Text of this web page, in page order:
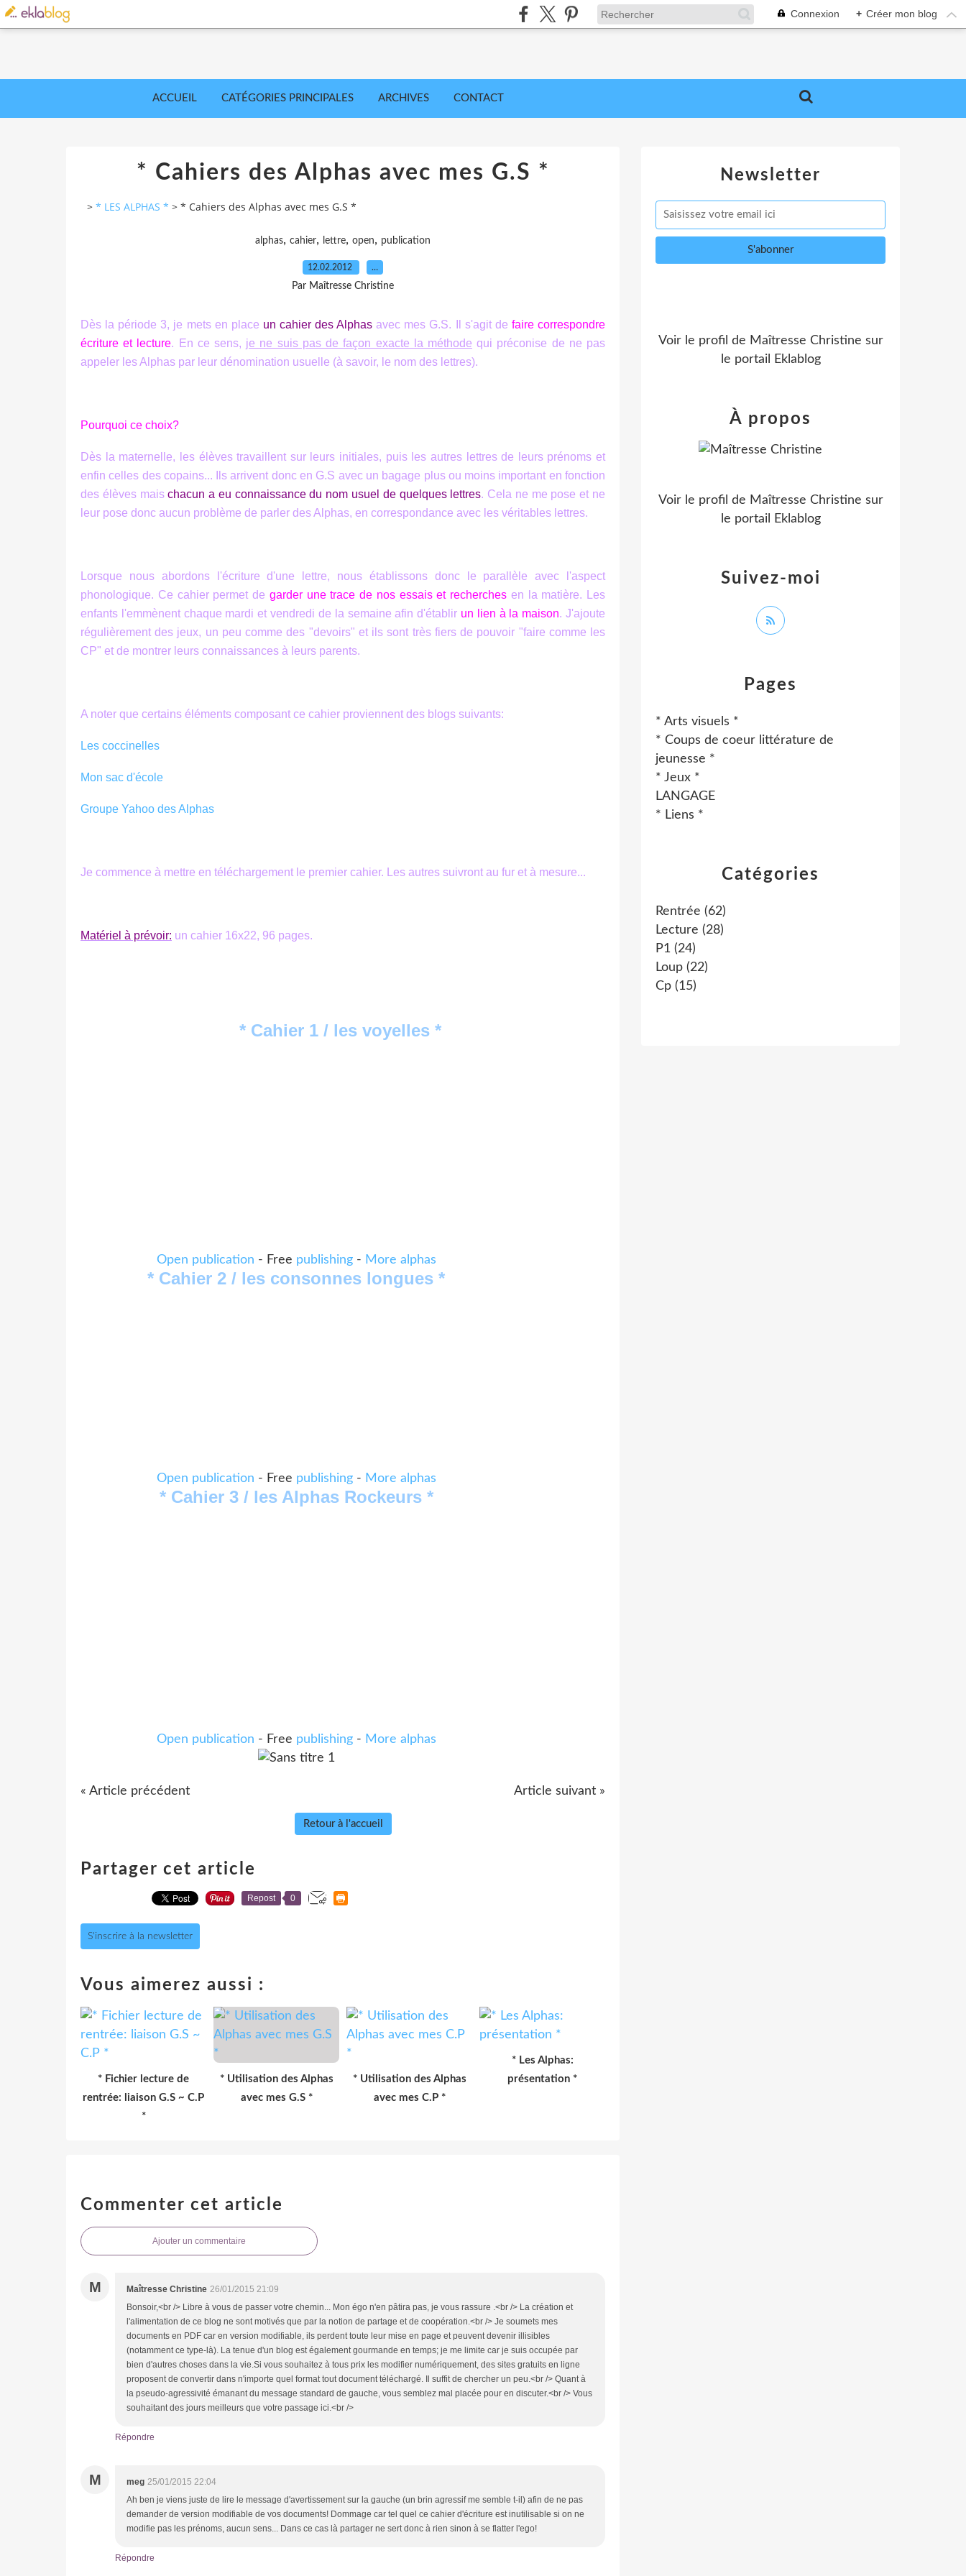
Connexion + Créer mon blog
ACCUEIL CATÉGORIES PRINCIPALES ARCHIVES CONTACT
* Cahiers des Alphas avec mes G.S *
> * LES ALPHAS * > * Cahiers des Alphas avec mes G.S *
alphas, cahier, lettre, open, publication
12.02.2012 …
Par Maîtresse Christine
Dès la période 3, je mets en place un cahier des Alphas avec mes G.S. Il s'agit de faire correspondre
écriture et lecture. En ce sens, je ne suis pas de façon exacte la méthode qui préconise de ne pas
appeler les Alphas par leur dénomination usuelle (à savoir, le nom des lettres).
Pourquoi ce choix?
Dès la maternelle, les élèves travaillent sur leurs initiales, puis les autres lettres de leurs prénoms et
enfin celles des copains... Ils arrivent donc en G.S avec un bagage plus ou moins important en fonction
des élèves maischacun a eu connaissance du nom usuel de quelques lettres. Cela ne me pose et ne
leur pose donc aucun problème de parler des Alphas, en correspondance avec les véritables lettres.
Lorsque nous abordons l'écriture d'une lettre, nous établissons donc le parallèle avec l'aspect
phonologique. Ce cahier permet de garder une trace de nos essais et recherches en la matière. Les
enfants l'emmènent chaque mardi et vendredi de la semaine afin d'établir un lien à la maison. J'ajoute
régulièrement des jeux, un peu comme des "devoirs" et ils sont très fiers de pouvoir "faire comme les
CP" et de montrer leurs connaissances à leurs parents.
A noter que certains éléments composant ce cahier proviennent des blogs suivants:
Les coccinelles
Mon sac d'école
Groupe Yahoo des Alphas
Je commence à mettre en téléchargement le premier cahier. Les autres suivront au fur et à mesure...
Matériel à prévoir: un cahier 16x22, 96 pages.
* Cahier 1 / les voyelles *
Open publication - Free publishing- More alphas
* Cahier 2 / les consonnes longues *
Open publication - Free publishing- More alphas
* Cahier 3 / les Alphas Rockeurs *
Open publication - Free publishing- More alphas
« Article précédent Article suivant »
Retour à l'accueil
Partager cet article
Repost 0
S'inscrire à la newsletter
Vous aimerez aussi :
* Fichier lecture de
rentrée: liaison G.S ~ C.P
*
* Utilisation des Alphas
avec mes G.S *
* Utilisation des Alphas
avec mes C.P *
* Les Alphas:
présentation *
Commenter cet article
Ajouter un commentaire
M Maîtresse Christine 26/01/2015 21:09
Bonsoir,<br /> Libre à vous de passer votre chemin... Mon égo n'en pâtira pas, je vous rassure .<br /> La création et
l'alimentation de ce blog ne sont motivés que par la notion de partage et de coopération.<br /> Je soumets mes
documents en PDF car en version modifiable, ils perdent toute leur mise en page et peuvent devenir illisibles
(notamment ce type-là). La tenue d'un blog est également gourmande en temps; je me limite car je suis occupée par
bien d'autres choses dans la vie.Si vous souhaitez à tous prix les modifier numériquement, des sites gratuits en ligne
proposent de convertir dans n'importe quel format tout document téléchargé. Il suffit de chercher un peu.<br /> Quant à
la pseudo-agressivité émanant du message standard de gauche, vous semblez mal placée pour en discuter.<br /> Vous
souhaitant des jours meilleurs que votre passage ici.<br />
Répondre
M meg 25/01/2015 22:04
Ah ben je viens juste de lire le message d'avertissement sur la gauche (un brin agressif me semble t-il) afin de ne pas
demander de version modifiable de vos documents! Dommage car tel quel ce cahier d'écriture est inutilisable si on ne
modifie pas les prénoms, aucun sens... Dans ce cas là partager ne sert donc à rien sinon à se flatter l'ego!
Répondre
Newsletter
Catégories
Rentrée (62)
Lecture (28)
P1 (24)
Loup (22)
Cp (15)
Pages
* Arts visuels *
* Coups de coeur littérature de
jeunesse *
* Jeux *
LANGAGE
* Liens *
Voir le profil de Maîtresse Christine sur
le portail Eklablog
Suivez-moi
À propos
Voir le profil de Maîtresse Christine sur
le portail Eklablog